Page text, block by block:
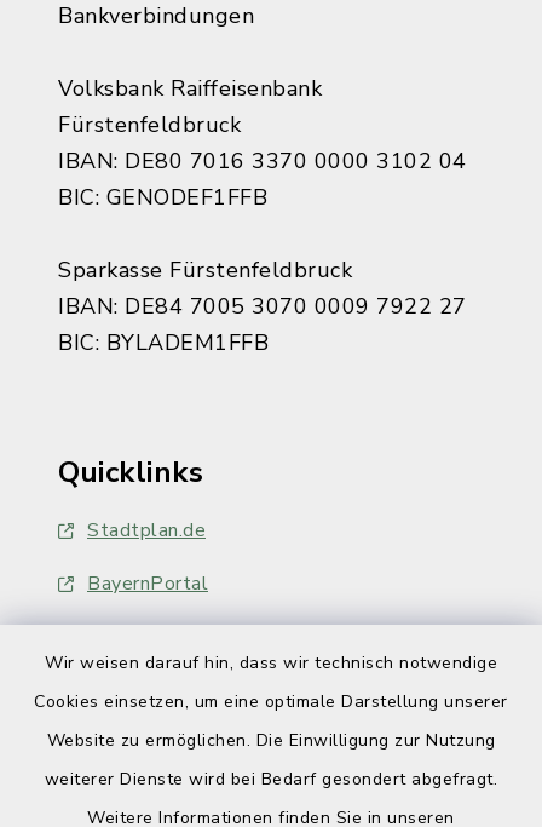
Wir weisen darauf hin, dass wir technisch notwendige
Cookies einsetzen, um eine optimale Darstellung unserer
Website zu ermöglichen. Die Einwilligung zur Nutzung
weiterer Dienste wird bei Bedarf gesondert abgefragt.
Weitere Informationen finden Sie in unseren
Bankverbindungen
Volksbank Raiffeisenbank
Fürstenfeldbruck
IBAN: DE80 7016 3370 0000 3102 04
BIC: GENODEF1FFB
Sparkasse Fürstenfeldbruck
IBAN: DE84 7005 3070 0009 7922 27
BIC: BYLADEM1FFB
Quicklinks
Stadtplan.de
BayernPortal